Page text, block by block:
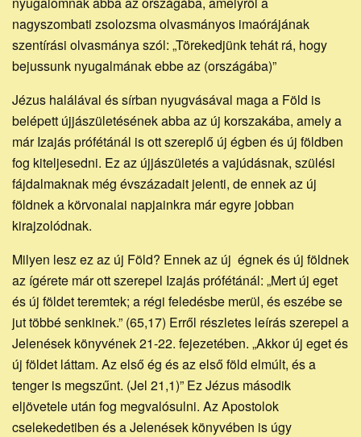
nagyszombati zsolozsma olvasmányos imaórájának
szentírási olvasmánya szól: „Törekedjünk tehát rá, hogy
bejussunk nyugalmának ebbe az (országába)”
Jézus halálával és sírban nyugvásával maga a Föld is
belépett újjászületésének abba az új korszakába, amely a
már Izajás prófétánál is ott szereplő új égben és új földben
fog kiteljesedni. Ez az újjászületés a vajúdásnak, szülési
fájdalmaknak még évszázadait jelenti, de ennek az új
földnek a körvonalai napjainkra már egyre jobban
kirajzolódnak.
Milyen lesz ez az új Föld? Ennek az új égnek és új földnek
az ígérete már ott szerepel Izajás prófétánál: „Mert új eget
és új földet teremtek; a régi feledésbe merül, és eszébe se
jut többé senkinek.” (65,17) Erről részletes leírás szerepel a
Jelenések könyvének 21-22. fejezetében. „Akkor új eget és
új földet láttam. Az első ég és az első föld elmúlt, és a
tenger is megszűnt. (Jel 21,1)” Ez Jézus második
eljövetele után fog megvalósulni. Az Apostolok
cselekedetiben és a Jelenések könyvében is úgy